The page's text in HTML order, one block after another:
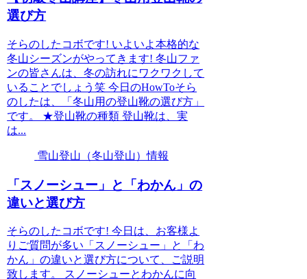
選び方
そらのしたコボです! いよいよ本格的な
冬山シーズンがやってきます! 冬山ファ
ンの皆さんは、冬の訪れにワクワクして
いることでしょう笑 今日のHowToそら
のしたは、「冬山用の登山靴の選び方」
です。 ★登山靴の種類 登山靴は、実
は...
雪山登山（冬山登山）情報
「スノーシュー」と「わかん」の
違いと選び方
そらのしたコボです! 今日は、お客様よ
りご質問が多い「スノーシュー」と「わ
かん」の違いと選び方について、ご説明
致します。 スノーシューとわかんに向